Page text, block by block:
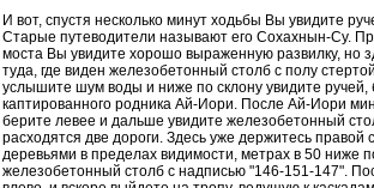
И вот, спустя несколько минут ходьбы Вы увидите
Старые путеводители называют его Сохахнын-Су.
моста Вы увидите хорошо выраженную развилку, но
туда, где виден железобетонный столб с полу
услышите шум воды и ниже по склону увидите
каптированного родника Ай-Иори. После Ай-Иори
берите левее и дальше увидите железобетонный
расходятся две дороги. Здесь уже держитесь правой
деревьями в пределах видимости, метрах в 50 ниже
железобетонный столб с надписью "146-151-147".